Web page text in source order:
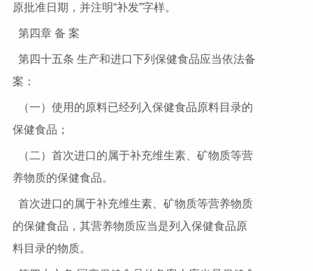
原批准日期，并注明“补发”字样。
第四章 备 案
第四十五条 生产和进口下列保健食品应当依法备
案：
（一）使用的原料已经列入保健食品原料目录的
保健食品；
（二）首次进口的属于补充维生素、矿物质等营
养物质的保健食品。
首次进口的属于补充维生素、矿物质等营养物质
的保健食品，其营养物质应当是列入保健食品原
料目录的物质。